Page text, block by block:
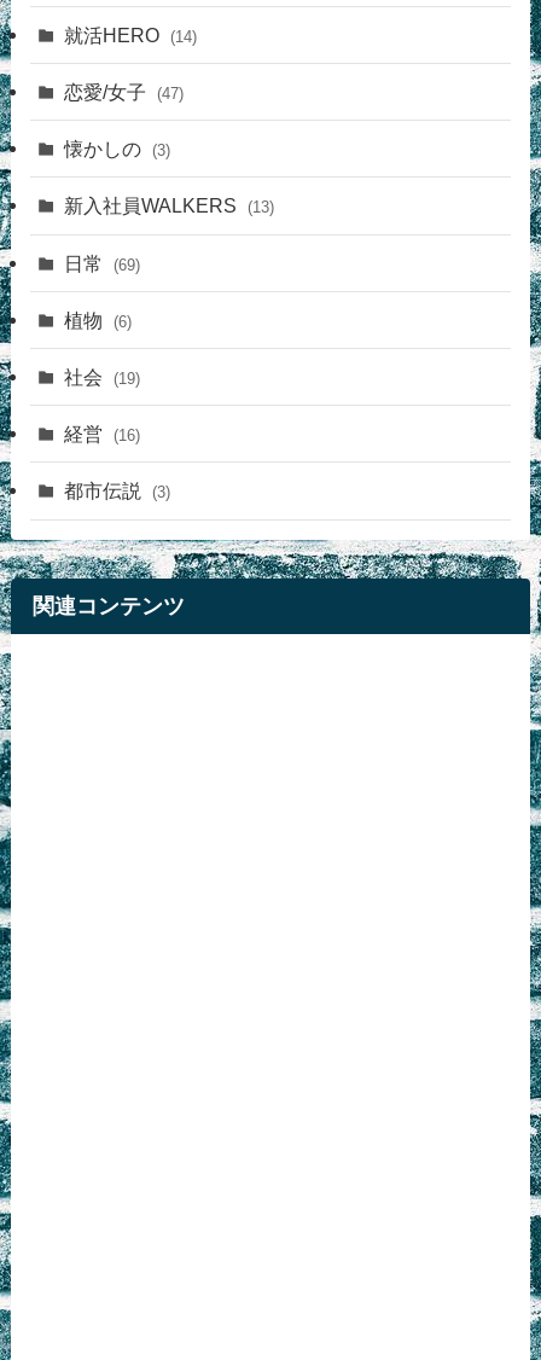
就活HERO (14)
恋愛/女子 (47)
懐かしの (3)
新入社員WALKERS (13)
日常 (69)
植物 (6)
社会 (19)
経営 (16)
都市伝説 (3)
関連コンテンツ